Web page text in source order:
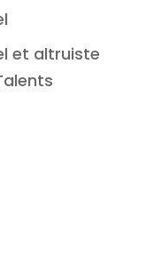
et altruiste